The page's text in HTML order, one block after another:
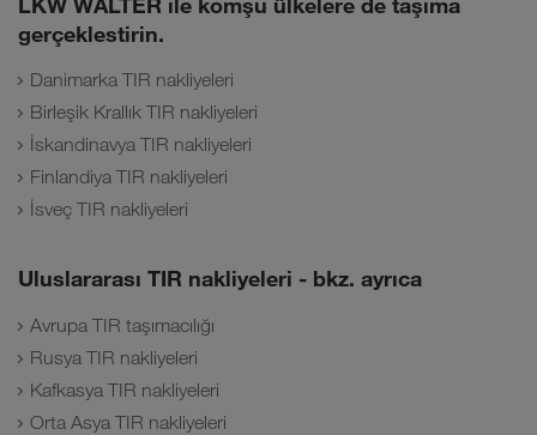
gerçeklestirin.
Danimarka TIR nakliyeleri
Birleşik Krallık TIR nakliyeleri
İskandinavya TIR nakliyeleri
Finlandiya TIR nakliyeleri
İsveç TIR nakliyeleri
Uluslararası TIR nakliyeleri - bkz. ayrıca
Avrupa TIR taşımacılığı
Rusya TIR nakliyeleri
Kafkasya TIR nakliyeleri
Orta Asya TIR nakliyeleri